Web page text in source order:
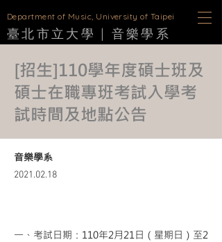
Department of Music, University of Taipei
臺北市立大學 | 音樂學 系
[招生]110學年度碩士班及
碩士在職專班考試入學考
試時間及地點公告
音樂學系
2021.02.18
一、考試日期：110年2月21日（星期日）至2